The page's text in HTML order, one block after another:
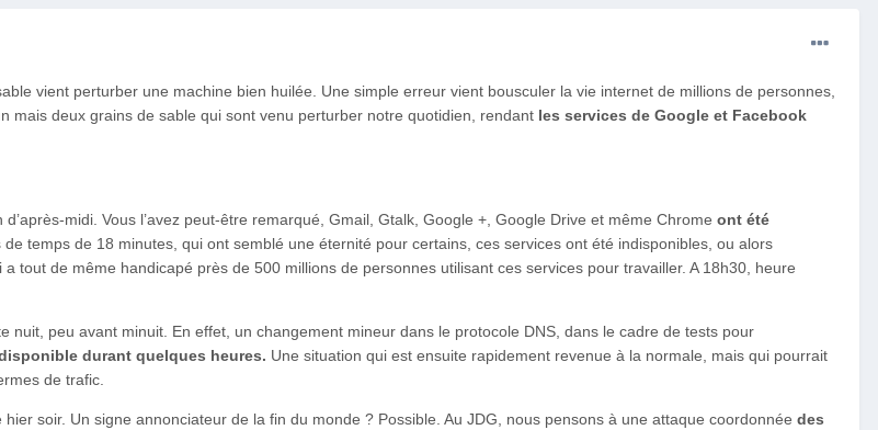
vient perturber une machine bien huilée. Une simple erreur vient bousculer la vie internet de millions de personnes,
mais deux grains de sable qui sont venu perturber notre quotidien, rendant les services de Google et Facebook
midi. Vous l’avez peut-être remarqué, Gmail, Gtalk, Google +, Google Drive et même Chrome ont été
temps de 18 minutes, qui ont semblé une éternité pour certains, ces services ont été indisponibles, ou alors
tout de même handicapé près de 500 millions de personnes utilisant ces services pour travailler. A 18h30, heure
nuit, peu avant minuit. En effet, un changement mineur dans le protocole DNS, dans le cadre de tests pour
durant quelques heures. Une situation qui est ensuite rapidement revenue à la normale, mais qui pourrait
de trafic.
soir. Un signe annonciateur de la fin du monde ? Possible. Au JDG, nous pensons à une attaque coordonnée des